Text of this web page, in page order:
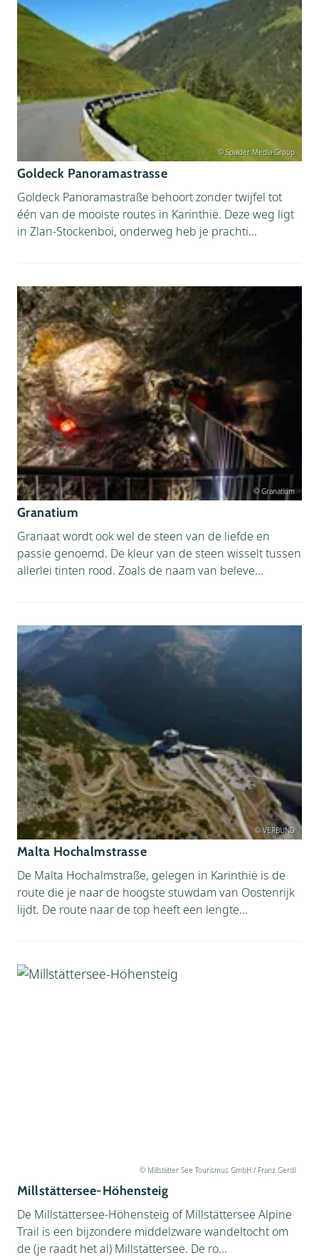
© Spalder Media Group
Goldeck Panoramastrasse
Goldeck Panoramastraße behoort zonder twijfel tot
één van de mooiste routes in Karinthië. Deze weg ligt
in Zlan-Stockenboi, onderweg heb je prachti...
© Granatium
Granatium
Granaat wordt ook wel de steen van de liefde en
passie genoemd. De kleur van de steen wisselt tussen
allerlei tinten rood. Zoals de naam van beleve...
© VERBUND
Malta Hochalmstrasse
De Malta Hochalmstraße, gelegen in Karinthië is de
route die je naar de hoogste stuwdam van Oostenrijk
lijdt. De route naar de top heeft een lengte...
© Millstätter See Tourismus GmbH / Franz Gerdl
Millstättersee-Höhensteig
De Millstättersee-Höhensteig of Millstättersee Alpine
Trail is een bijzondere middelzware wandeltocht om
de (je raadt het al) Millstättersee. De ro...